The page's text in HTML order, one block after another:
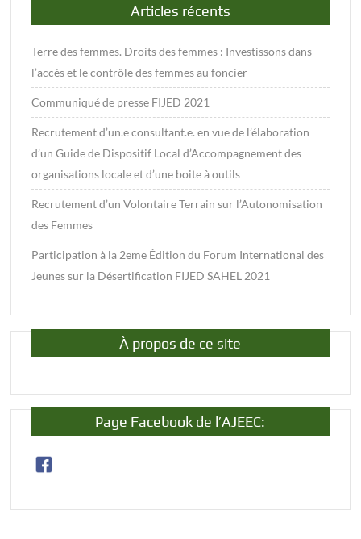
Articles récents
Terre des femmes. Droits des femmes : Investissons dans
l’accès et le contrôle des femmes au foncier
Communiqué de presse FIJED 2021
Recrutement d’un.e consultant.e. en vue de l’élaboration
d’un Guide de Dispositif Local d’Accompagnement des
organisations locale et d’une boite à outils
Recrutement d’un Volontaire Terrain sur l’Autonomisation
des Femmes
Participation à la 2eme Édition du Forum International des
Jeunes sur la Désertification FIJED SAHEL 2021
À propos de ce site
Page Facebook de l’AJEEC: